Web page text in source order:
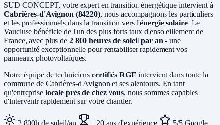
SUD CONCEPT, votre expert en transition énergétique intervient à
Cabrières-d'Avignon (84220), nous accompagnons les particuliers
et les professionnels dans la transition vers l'énergie solaire. Le
Vaucluse bénéficie de l'un des plus forts taux d'ensoleillement de
France, avec plus de 2 800 heures de soleil par an - une
opportunité exceptionnelle pour rentabiliser rapidement vos
panneaux photovoltaïques.
Notre équipe de techniciens certifiés RGE intervient dans toute la
commune de Cabrières-d'Avignon et ses alentours. En tant
qu'entreprise locale près de chez vous, nous sommes capables
d'intervenir rapidement sur votre chantier.
2 800h de soleil/an +20 ans d'expérience 5/5 Google